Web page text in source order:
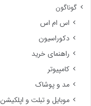
گوناگون
اس ام اس
دکوراسیون
راهنمای خرید
کامپیوتر
مد و پوشاک
موبایل و تبلت و اپلکیشن